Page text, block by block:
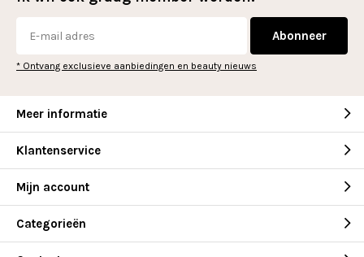
Abonneer
* Ontvang exclusieve aanbiedingen en beauty nieuws
Meer informatie
Klantenservice
Mijn account
Categorieën